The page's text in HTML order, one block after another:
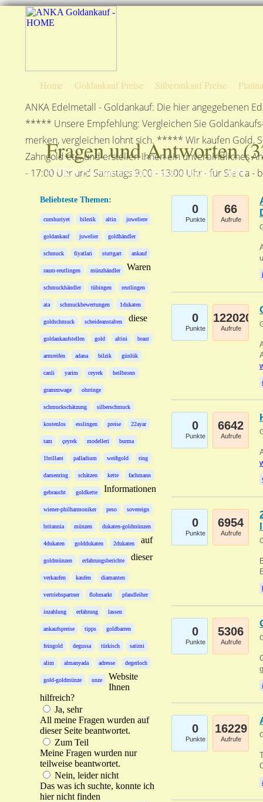
Home Goldankauf Preise Silberankauf Preise
ANKA Edelmetall - Goldankauf: Die hier angegebenen
***** Unsere Empfehlung: Vergleichen Sie
merken, vergleichen lohnt sich. ***** Wir kaufen Gold,
Zahngold etc. und erstellen Ihnen ein unverbindliches
- 17:00 Uhr und Samstags 9:00 - 13:00 Uhr - für Sie
Fragen und Antworten (
ANKA Edelmetallhandelsgesellschaft mbH
Beliebteste Themen:
cumhuriyet bilezik altin juweliere
goldankauf juwelier goldhändler
schmuck fiyatlari stuttgart ankauf
raum-reutlingen münzhändler
schmuckhändler tübingen reutlingen
ata schmuckbewertungen 1dukaten
goldschmuck scheideanstalten
goldankaufstellen gold altini braut
armreifen adana bilzik günlük
canli yarim ceyrek heilbronn
grammwage ohrringe
schmuckschätzung silberschmuck
kostenlos esslingen preise 22ayar
tam çeyrek modelleri burma
1brillant palladium weißgold ring
damenring schätzen kette fachmann
gebraucht goldkette
wiener-philharmoniker peso sovereign
britannia münzen dukaten-goldmünzen
4dukaten golddukaten 2dukaten
goldmünzen erfahrungsberichte
verkaufen kaufen diamanten
vertriebspartner flohmarkt pfandleiher
inzahlung erfahrung lassen
ankaufspreise tipps goldbarren
feingold degussa türkisch satimi
alim almanyada adresse degerloch
gold-goldmünze unze
Waren
diese
Informationen
auf
dieser
Website
Ihnen
hilfreich?
Ja, sehr
All meine Fragen wurden auf
dieser Seite beantwortet.
Zum Teil
Meine Fragen wurden nur
teilweise beantwortet.
Nein, leider nicht
Das was ich suchte, konnte ich
hier nicht finden
0
Punkte
66
Aufrufe
0
Punkte
122020
Aufrufe
0
Punkte
6642
Aufrufe
0
Punkte
6954
Aufrufe
0
Punkte
5306
Aufrufe
0
Punkte
16229
Aufrufe